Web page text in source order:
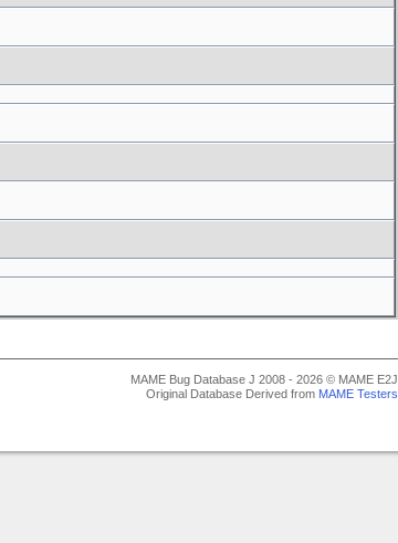
MAME Bug Database J 2008 - 2026 © MAME E2J
Original Database Derived from MAME Testers